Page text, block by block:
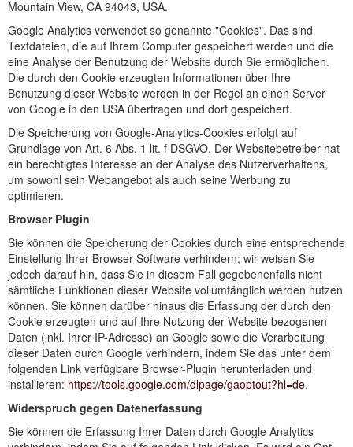
Mountain View, CA 94043, USA.
Google Analytics verwendet so genannte "Cookies". Das sind
Textdateien, die auf Ihrem Computer gespeichert werden und die
eine Analyse der Benutzung der Website durch Sie ermöglichen.
Die durch den Cookie erzeugten Informationen über Ihre
Benutzung dieser Website werden in der Regel an einen Server
von Google in den USA übertragen und dort gespeichert.
Die Speicherung von Google-Analytics-Cookies erfolgt auf
Grundlage von Art. 6 Abs. 1 lit. f DSGVO. Der Websitebetreiber hat
ein berechtigtes Interesse an der Analyse des Nutzerverhaltens,
um sowohl sein Webangebot als auch seine Werbung zu
optimieren.
Browser Plugin
Sie können die Speicherung der Cookies durch eine entsprechende
Einstellung Ihrer Browser-Software verhindern; wir weisen Sie
jedoch darauf hin, dass Sie in diesem Fall gegebenenfalls nicht
sämtliche Funktionen dieser Website vollumfänglich werden nutzen
können. Sie können darüber hinaus die Erfassung der durch den
Cookie erzeugten und auf Ihre Nutzung der Website bezogenen
Daten (inkl. Ihrer IP-Adresse) an Google sowie die Verarbeitung
dieser Daten durch Google verhindern, indem Sie das unter dem
folgenden Link verfügbare Browser-Plugin herunterladen und
installieren: https://tools.google.com/dlpage/gaoptout?hl=de.
Widerspruch gegen Datenerfassung
Sie können die Erfassung Ihrer Daten durch Google Analytics